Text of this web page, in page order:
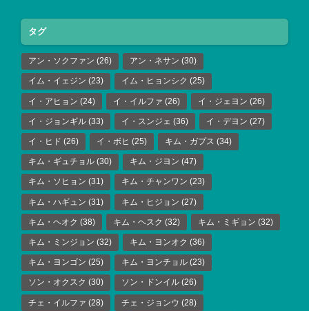
タグ
アン・ソクファン (26) アン・ネサン (30)
イム・イェジン (23) イム・ヒョンシク (25)
イ・アヒョン (24) イ・イルファ (26) イ・ジェヨン (26)
イ・ジョンギル (33) イ・スンジェ (36) イ・デヨン (27)
イ・ヒド (26) イ・ボヒ (25) キム・ガプス (34)
キム・ギュチョル (30) キム・ジヨン (47)
キム・ソヒョン (31) キム・チャンワン (23)
キム・ハギュン (31) キム・ヒジョン (27)
キム・ヘオク (38) キム・ヘスク (32) キム・ミギョン (32)
キム・ミンジョン (32) キム・ヨンオク (36)
キム・ヨンゴン (25) キム・ヨンチョル (23)
ソン・オクスク (30) ソン・ドンイル (26)
チェ・イルファ (28) チェ・ジョンウ (28)